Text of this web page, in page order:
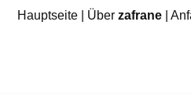
Hauptseite Über zafrane